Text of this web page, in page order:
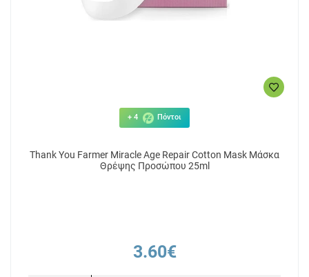
+ 4 Πόντοι
Thank You Farmer Miracle Age Repair Cotton Mask Μάσκα
Θρέψης Προσώπου 25ml
3.60€